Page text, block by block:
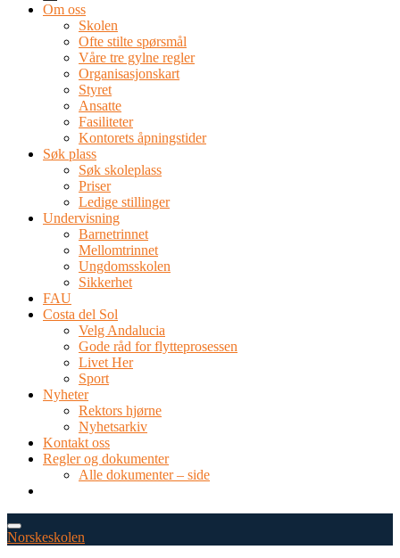
Om oss
Skolen
Ofte stilte spørsmål
Våre tre gylne regler
Organisasjonskart
Styret
Ansatte
Fasiliteter
Kontorets åpningstider
Søk plass
Søk skoleplass
Priser
Ledige stillinger
Undervisning
Barnetrinnet
Mellomtrinnet
Ungdomsskolen
Sikkerhet
FAU
Costa del Sol
Velg Andalucia
Gode råd for flytteprosessen
Livet Her
Sport
Nyheter
Rektors hjørne
Nyhetsarkiv
Kontakt oss
Regler og dokumenter
Alle dokumenter – side
Norskeskolen